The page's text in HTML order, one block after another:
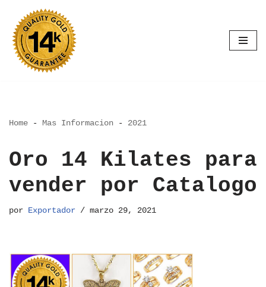
Saltar
al
contenido
Home - Mas Informacion - 2021
Oro 14 Kilates para
vender por Catalogo
por Exportador marzo 29, 2021